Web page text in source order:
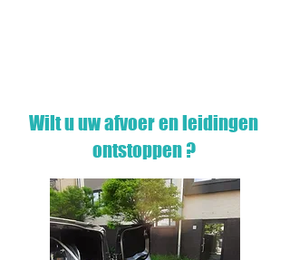
Wilt u uw afvoer en leidingen
ontstoppen ?